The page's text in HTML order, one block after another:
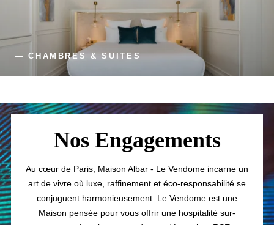
— CHAMBRES & SUITES
Nos Engagements
Au cœur de Paris, Maison Albar - Le Vendome incarne un
art de vivre où luxe, raffinement et éco-responsabilité se
conjuguent harmonieusement. Le Vendome est une
Maison pensée pour vous offrir une hospitalité sur-